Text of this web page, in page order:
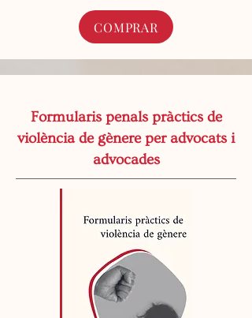
COMPRAR
Formularis penals pràctics de
violència de gènere per advocats i
advocades